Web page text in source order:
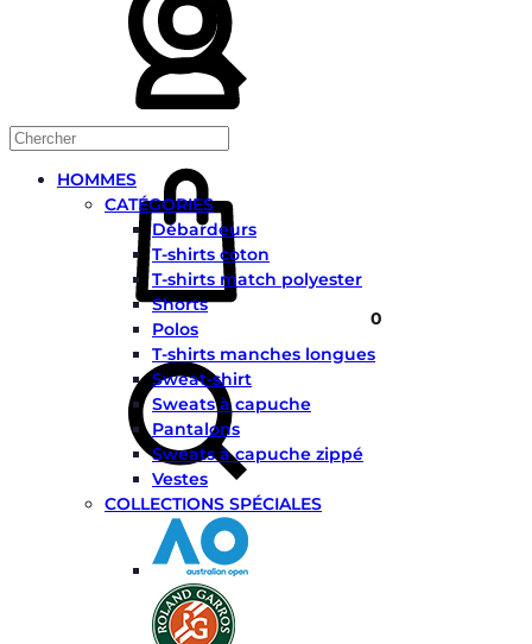
0
HOMMES
CATÉGORIES
Débardeurs
T-shirts coton
T-shirts match polyester
Shorts
Polos
T-shirts manches longues
Sweat-shirt
Sweats à capuche
Pantalons
Sweats à capuche zippé
Vestes
COLLECTIONS SPÉCIALES